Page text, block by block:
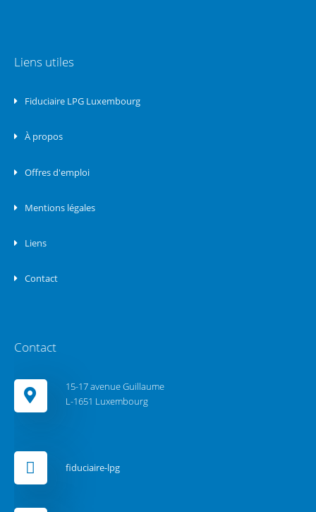
Liens utiles
Fiduciaire LPG Luxembourg
À propos
Offres d'emploi
Mentions légales
Liens
Contact
Contact
15-17 avenue Guillaume
L-1651 Luxembourg
fiduciaire-lpg